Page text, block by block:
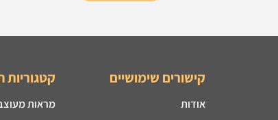
קישורים שימושיים
אודות מראות